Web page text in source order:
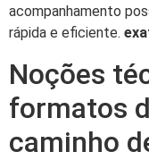
acompanhamento
rápida e eficiente.
Noções
formatos
caminho